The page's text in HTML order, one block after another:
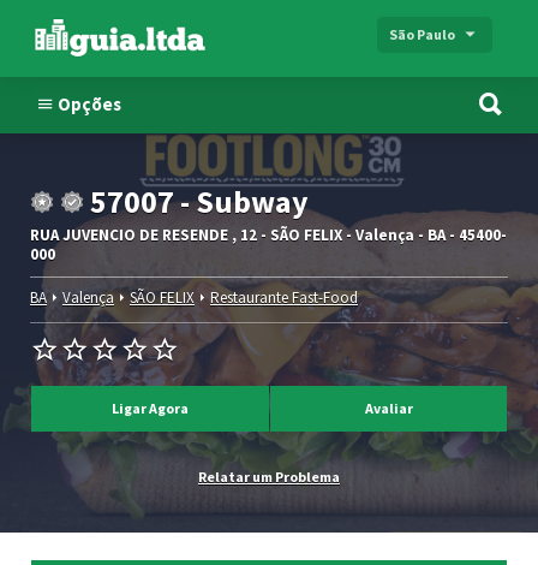
São Paulo
Opções
57007 - Subway
RUA JUVENCIO DE RESENDE , 12 - SÃO FELIX - Valença - BA - 45400-
000
BA Valença SÃO FELIX Restaurante Fast-Food
Ligar Agora Avaliar
Relatar um Problema